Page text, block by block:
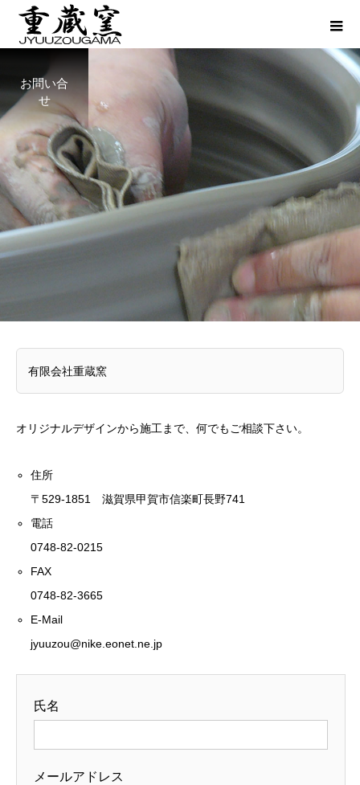
お問い合
せ
有限会社重蔵窯
オリジナルデザインから施工まで、何でもご相談下さい。
住所
〒529-1851 滋賀県甲賀市信楽町長野741
電話
0748-82-0215
FAX
0748-82-3665
E-Mail
jyuuzou@nike.eonet.ne.jp
氏名
メールアドレス